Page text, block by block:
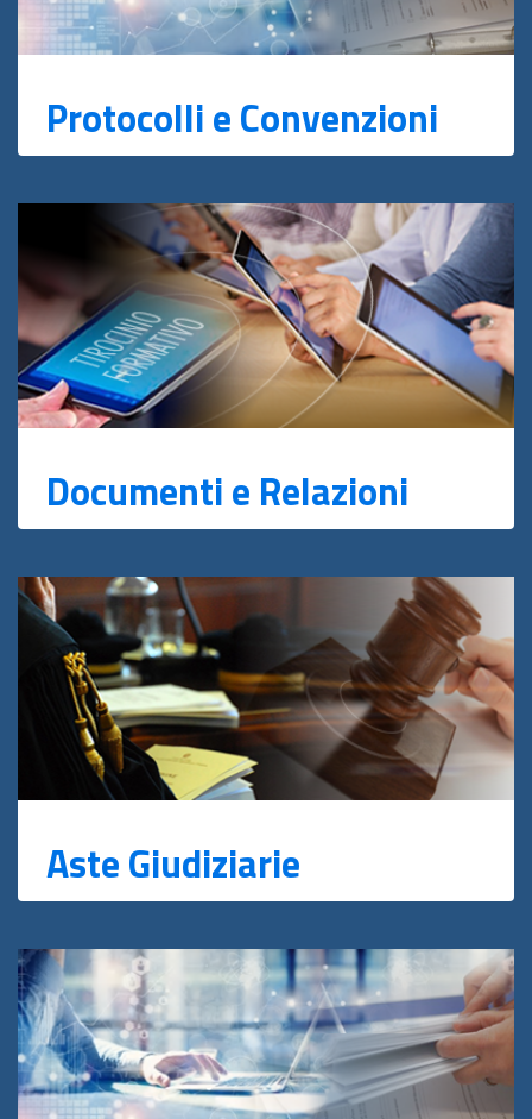
Protocolli e Convenzioni
Documenti e Relazioni
Aste Giudiziarie